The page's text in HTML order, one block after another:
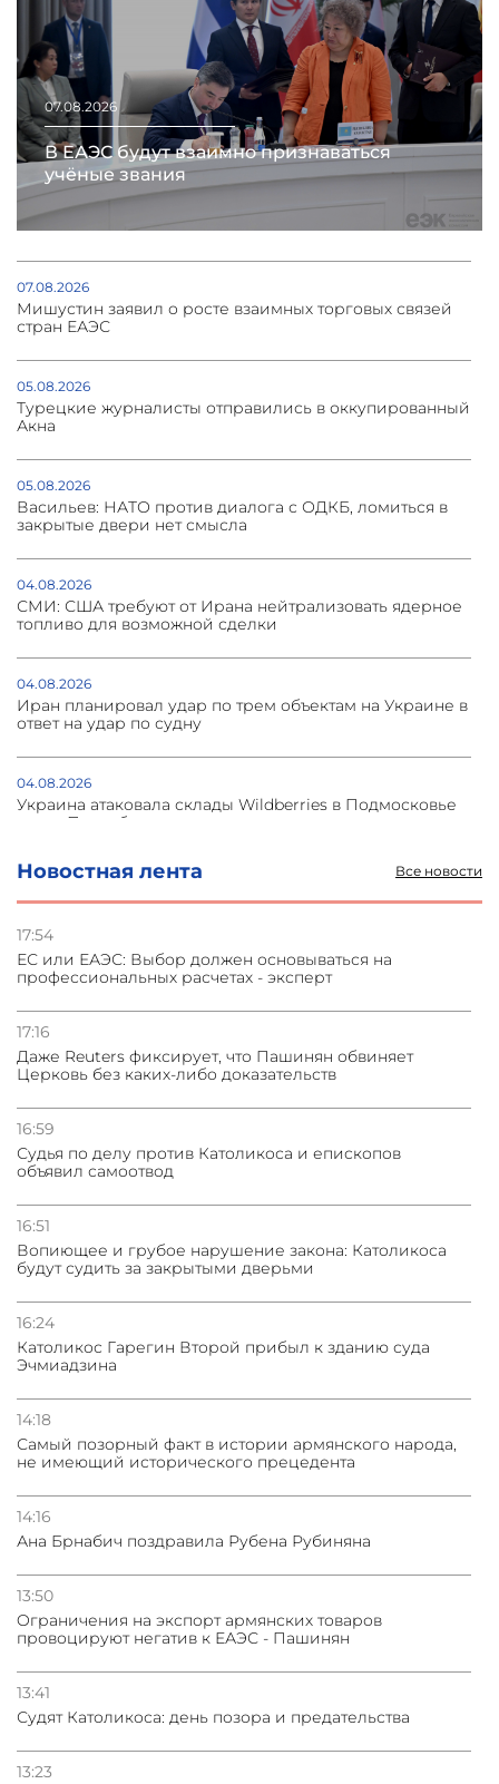
Новостная лента Все новости
17:54
ЕС или ЕАЭС: Выбор должен основываться на
профессиональных расчетах - эксперт
17:16
Даже Reuters фиксирует, что Пашинян обвиняет
Церковь без каких-либо доказательств
16:59
Судья по делу против Католикоса и епископов
объявил самоотвод
16:51
Вопиющее и грубое нарушение закона: Католикоса
будут судить за закрытыми дверьми
16:24
Католикос Гарегин Второй прибыл к зданию суда
Эчмиадзина
14:18
Самый позорный факт в истории армянского народа,
не имеющий исторического прецедента
14:16
Ана Брнабич поздравила Рубена Рубиняна
13:50
Oграничения на экспорт армянских товаров
провоцируют негатив к ЕАЭС - Пашинян
13:41
Судят Католикоса: день позора и предательства
13:23
07.08.2026
В ЕАЭС будут взаимно признаваться
учёные звания
07.08.2026
Мишустин заявил о росте взаимных торговых связей
стран ЕАЭС
05.08.2026
Турецкие журналисты отправились в оккупированный
Акна
05.08.2026
Васильев: НАТО против диалога с ОДКБ, ломиться в
закрытые двери нет смысла
04.08.2026
СМИ: США требуют от Ирана нейтрализовать ядерное
топливо для возможной сделки
04.08.2026
Иран планировал удар по трем объектам на Украине в
ответ на удар по судну
04.08.2026
Украина атаковала склады Wildberries в Подмосковье
и под Петербургом
03.08.2026
Стратегия безопасности ОДКБ допускает применение
03.08.2026
31.07.2026
погрануправления СНБ Армении в Тбилиси